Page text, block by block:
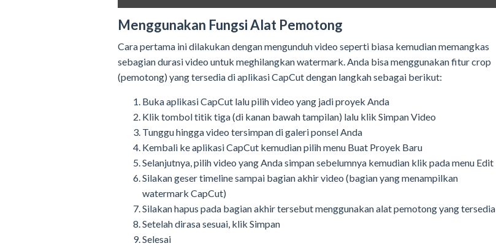
Menggunakan Fungsi Alat Pemotong
Cara pertama ini dilakukan dengan mengunduh video seperti biasa kemudian memangkas
sebagian durasi video untuk meghilangkan watermark. Anda bisa menggunakan fitur crop
(pemotong) yang tersedia di aplikasi CapCut dengan langkah sebagai berikut:
Buka aplikasi CapCut lalu pilih video yang jadi proyek Anda
Klik tombol titik tiga (di kanan bawah tampilan) lalu klik Simpan Video
Tunggu hingga video tersimpan di galeri ponsel Anda
Kembali ke aplikasi CapCut kemudian pilih menu Buat Proyek Baru
Selanjutnya, pilih video yang Anda simpan sebelumnya kemudian klik pada menu Edit
Silakan geser timeline sampai bagian akhir video (bagian yang menampilkan
watermark CapCut)
Silakan hapus pada bagian akhir tersebut menggunakan alat pemotong yang tersedia
Setelah dirasa sesuai, klik Simpan
Selesai